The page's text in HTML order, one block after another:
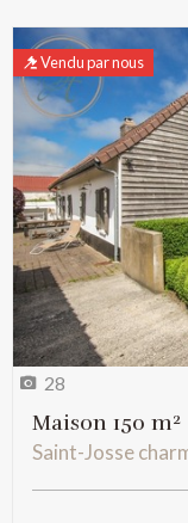
Vendu par nous
28
Maison 150 m²
Saint-Josse